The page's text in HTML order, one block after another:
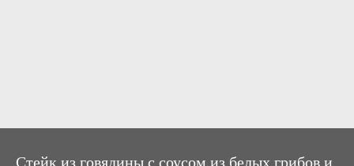
Стейк из говядины с соусом из белых грибов и